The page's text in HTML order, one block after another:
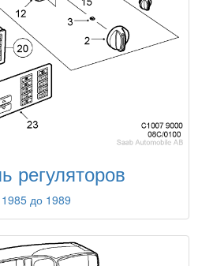
регуляторов
1985 до 1989